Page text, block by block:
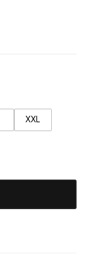
XXL